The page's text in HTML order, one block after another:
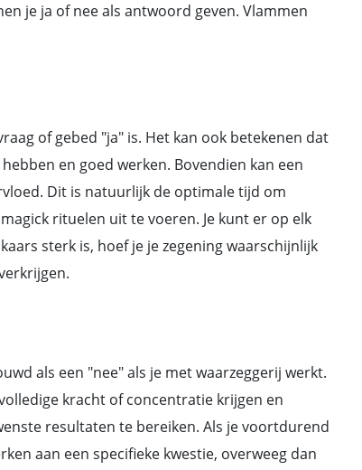
je ja of nee als antwoord geven. Vlammen
of gebed "ja" is. Het kan ook betekenen dat
en goed werken. Bovendien kan een
Dit is natuurlijk de optimale tijd om
rituelen uit te voeren. Je kunt er op elk
sterk is, hoef je je zegening waarschijnlijk
als een "nee" als je met waarzeggerij werkt.
kracht of concentratie krijgen en
resultaten te bereiken. Als je voortdurend
aan een specifieke kwestie, overweeg dan